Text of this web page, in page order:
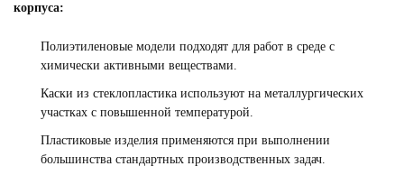
корпуса:
Полиэтиленовые модели подходят для работ в среде с
химически активными веществами.
Каски из стеклопластика используют на металлургических
участках с повышенной температурой.
Пластиковые изделия применяются при выполнении
большинства стандартных производственных задач.